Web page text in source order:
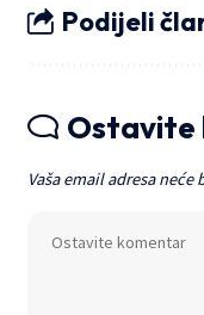
Podijeli
Ostavite
Vaša email adresa